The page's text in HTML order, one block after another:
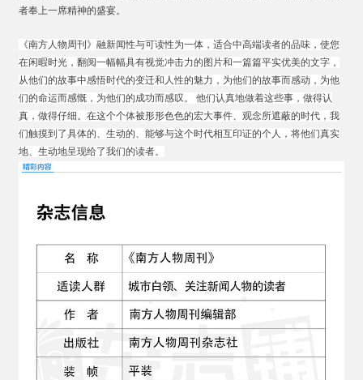
者奉上一席精神的盛宴。
《南方人物周刊》融新闻性与可读性为一体，适合中高端读者的品味，使您
在闲暇时光，翻阅一幅幅具有视觉冲击力的图片和一篇篇平实优美的文字，
从他们的故事中感悟时代的变迁和人性的魅力，为他们的故事而感动，为他
们的命运而感慨，为他们的成功而感叹。 他们认真地做着这些事，做得认
真，做得仔细。在这个个体被形形色色的宏大事件、观念所遮蔽的时代，我
们触摸到了具体的、生动的、能够与这个时代相互印证的个人，将他们真实
地、生动地呈现给了我们的读者。